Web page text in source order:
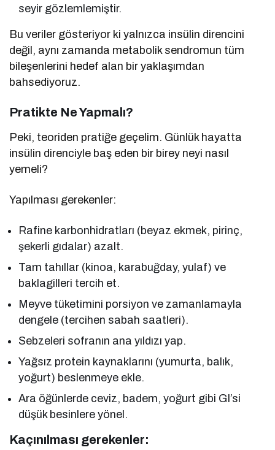
seyir gözlemlemiştir.
Bu veriler gösteriyor ki yalnızca insülin direncini
değil, aynı zamanda metabolik sendromun tüm
bileşenlerini hedef alan bir yaklaşımdan
bahsediyoruz.
Pratikte Ne Yapmalı?
Peki, teoriden pratiğe geçelim. Günlük hayatta
insülin direnciyle baş eden bir birey neyi nasıl
yemeli?
Yapılması gerekenler:
Rafine karbonhidratları (beyaz ekmek, pirinç,
şekerli gıdalar) azalt.
Tam tahıllar (kinoa, karabuğday, yulaf) ve
baklagilleri tercih et.
Meyve tüketimini porsiyon ve zamanlamayla
dengele (tercihen sabah saatleri).
Sebzeleri sofranın ana yıldızı yap.
Yağsız protein kaynaklarını (yumurta, balık,
yoğurt) beslenmeye ekle.
Ara öğünlerde ceviz, badem, yoğurt gibi GI’si
düşük besinlere yönel.
Kaçınılması gerekenler: